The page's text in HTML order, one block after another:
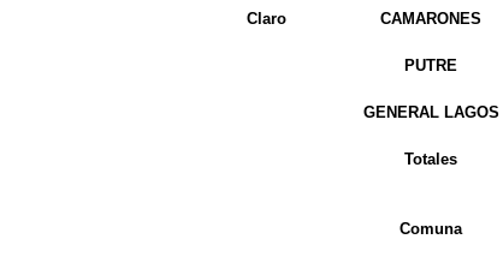
Claro CAMARONES
PUTRE
GENERAL LAGOS
Totales
Comuna